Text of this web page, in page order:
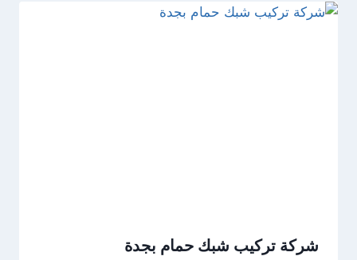
شركة تركيب شبك حمام بجدة